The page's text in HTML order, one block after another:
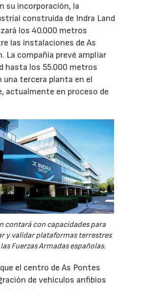
su incorporación, la
construida de Indra Land
los 40.000 metros
las instalaciones de As
La compañía prevé ampliar
hasta los 55.000 metros
una tercera planta en el
actualmente en proceso de
contará con capacidades para
y validar plataformas terrestres
Fuerzas Armadas españolas.
el centro de As Pontes
de vehículos anfibios